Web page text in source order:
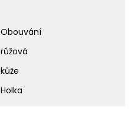
Obouvání
růžová
kůže
Holka